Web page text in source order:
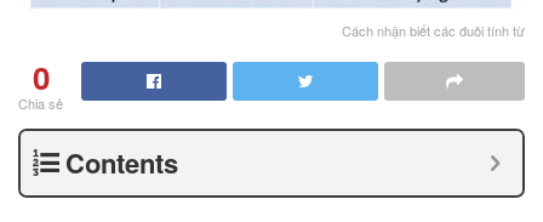
Cách nhận biết các đuôi tính từ
0
Chia sẻ
Contents